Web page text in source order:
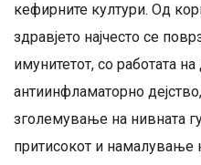
кефирните култури. Од
здравјето најчесто се
имунитетот, со работата
антиинфламаторно
зголемување на нивната
притисокот и намалување